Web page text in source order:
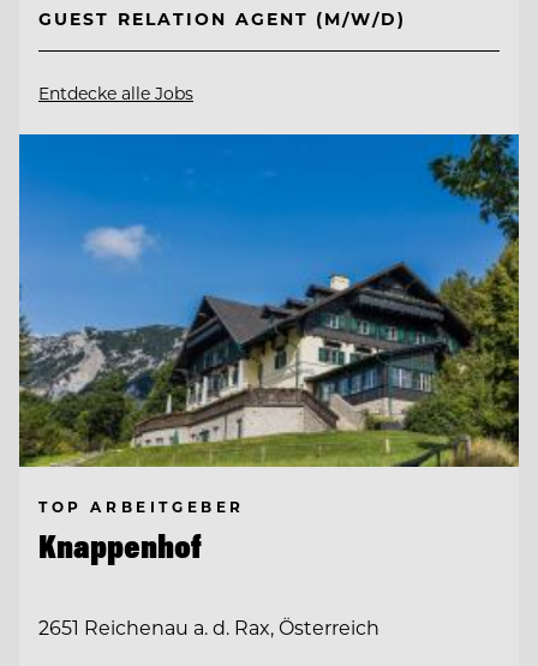
GUEST RELATION AGENT (M/W/D)
Entdecke alle Jobs
TOP ARBEITGEBER
Knappenhof
2651 Reichenau a. d. Rax, Österreich